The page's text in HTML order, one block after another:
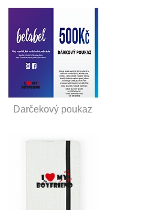
Darčekový poukaz